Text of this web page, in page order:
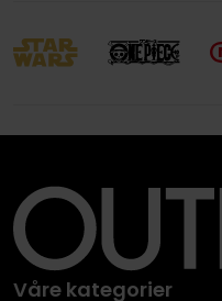
Våre kategorier